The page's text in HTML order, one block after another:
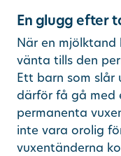
En glugg efter
När en
vänta tills den
Ett barn som slår
därför få gå med
permanenta
inte vara orolig
vuxentänderna